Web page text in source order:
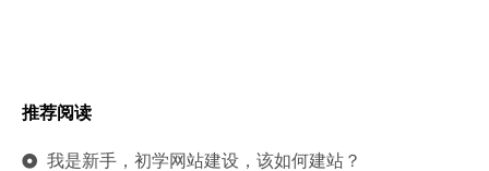
推荐阅读
我是新手，初学网站建设，该如何建站？